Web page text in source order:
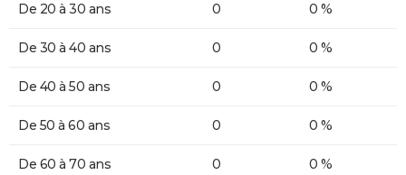
De 20 à 30 ans 0 0 %
De 30 à 40 ans 0 0 %
De 40 à 50 ans 0 0 %
De 50 à 60 ans 0 0 %
De 60 à 70 ans 0 0 %